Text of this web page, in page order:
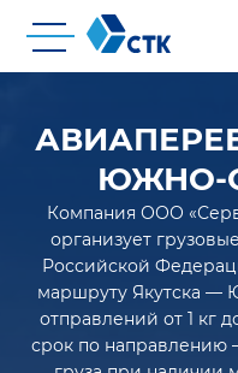
ЮЖНО-
Компания ООО
организует
Российской
маршруту Якутска —
отправлений от 1 кг
срок по направлению